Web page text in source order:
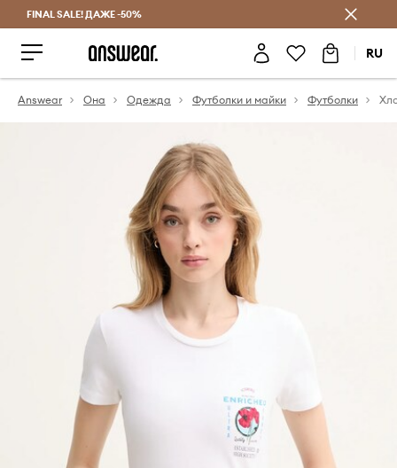
FINAL SALE! ДАЖЕ -50%
RU
Answear Она Одежда Футболки и майки Футболки